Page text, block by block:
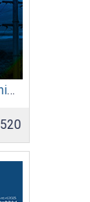
Informe de Sostenibilidad 2025: Afinia filial del Grupo EPM
520